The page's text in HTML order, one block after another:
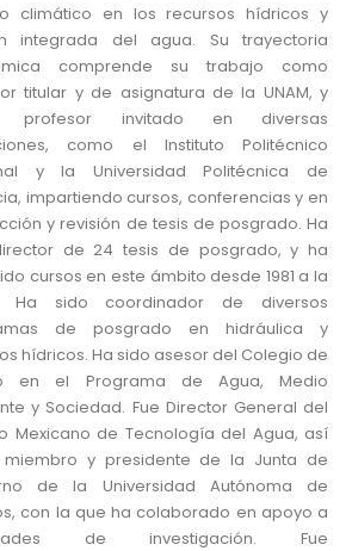
climático en los recursos hídricos y
integrada del agua. Su trayectoria
comprende su trabajo como
titular y de asignatura de la UNAM, y
profesor invitado en diversas
como el Instituto Politécnico
y la Universidad Politécnica de
impartiendo cursos, conferencias y en
y revisión de tesis de posgrado. Ha
de 24 tesis de posgrado, y ha
cursos en este ámbito desde 1981 a la
Ha sido coordinador de diversos
de posgrado en hidráulica y
hídricos. Ha sido asesor del Colegio de
en el Programa de Agua, Medio
y Sociedad. Fue Director General del
Mexicano de Tecnología del Agua, así
y presidente de la Junta de
de la Universidad Autónoma de
con la que ha colaborado en apoyo a
de investigación. Fue